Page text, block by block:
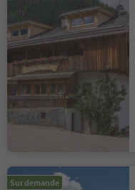
Sur demande